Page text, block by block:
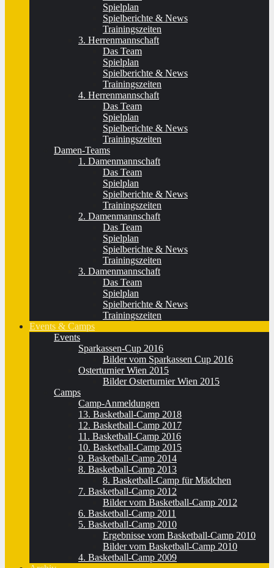
Spielplan
Spielberichte & News
Trainingszeiten
3. Herrenmannschaft
Das Team
Spielplan
Spielberichte & News
Trainingszeiten
4. Herrenmannschaft
Das Team
Spielplan
Spielberichte & News
Trainingszeiten
Damen-Teams
1. Damenmannschaft
Das Team
Spielplan
Spielberichte & News
Trainingszeiten
2. Damenmannschaft
Das Team
Spielplan
Spielberichte & News
Trainingszeiten
3. Damenmannschaft
Das Team
Spielplan
Spielberichte & News
Trainingszeiten
Events & Camps
Events
Sparkassen-Cup 2016
Bilder vom Sparkassen Cup 2016
Osterturnier Wien 2015
Bilder Osterturnier Wien 2015
Camps
Camp-Anmeldungen
13. Basketball-Camp 2018
12. Basketball-Camp 2017
11. Basketball-Camp 2016
10. Basketball-Camp 2015
9. Basketball-Camp 2014
8. Basketball-Camp 2013
8. Basketball-Camp für Mädchen
7. Basketball-Camp 2012
Bilder vom Basketball-Camp 2012
6. Basketball-Camp 2011
5. Basketball-Camp 2010
Ergebnisse vom Basketball-Camp 2010
Bilder vom Basketball-Camp 2010
4. Basketball-Camp 2009